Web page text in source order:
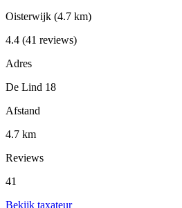
Oisterwijk (4.7 km)
4.4 (41 reviews)
Adres
De Lind 18
Afstand
4.7 km
Reviews
41
Bekijk taxateur